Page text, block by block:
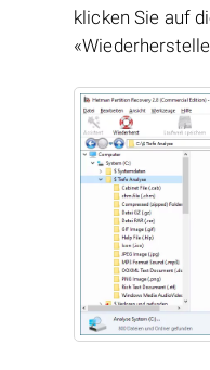
klicken Sie auf